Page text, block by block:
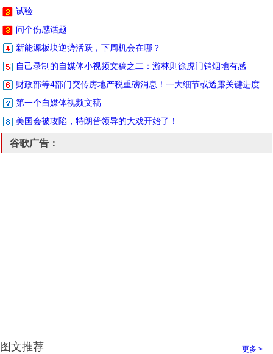
试验
问个伤感话题……
新能源板块逆势活跃，下周机会在哪？
自己录制的自媒体小视频文稿之二：游林则徐虎门销烟地有感
财政部等4部门突传房地产税重磅消息！一大细节或透露关键进度
第一个自媒体视频文稿
美国会被攻陷，特朗普领导的大戏开始了！
谷歌广告：
更多 >
图文推荐